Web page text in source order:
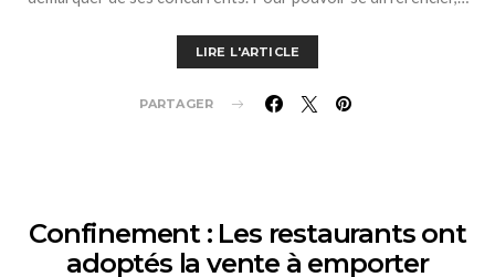
LIRE L'ARTICLE
PARTAGER
Confinement : Les restaurants ont
adoptés la vente à emporter